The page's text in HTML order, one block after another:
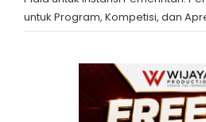
untuk Program, Kompetisi, dan